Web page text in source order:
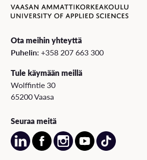
Ota meihin yhteyttä
Puhelin:+358 207 663 300
Tule käymään meillä
Wolffintie 30
65200 Vaasa
Seuraa meitä